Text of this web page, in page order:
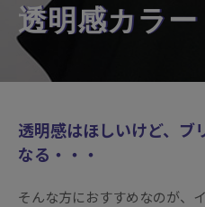
透明感カラー
透明感はほしいけど、ブ
なる・・・
そんな方におすすめなのが、